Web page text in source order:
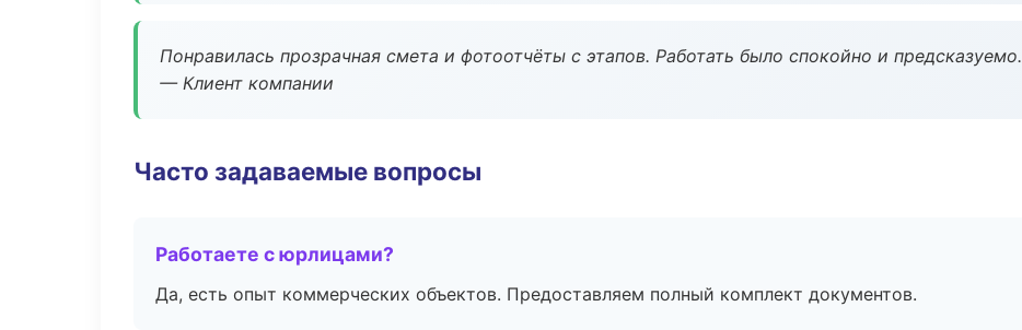
Понравилась прозрачная смета и фотоотчёты с этапов. Работать было спокойно и предсказуемо.
— Клиент компании
Часто задаваемые вопросы
Работаете с юрлицами?
Да, есть опыт коммерческих объектов. Предоставляем полный комплект документов.